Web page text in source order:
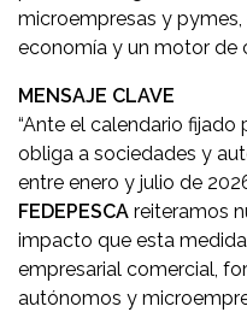
microempresas y
economía y un motor de
MENSAJE CLAVE
“Ante el calendario fijado
obliga a sociedades y
entre enero y julio de
FEDEPESCA reiteramos
impacto que esta
empresarial comercial,
autónomos y